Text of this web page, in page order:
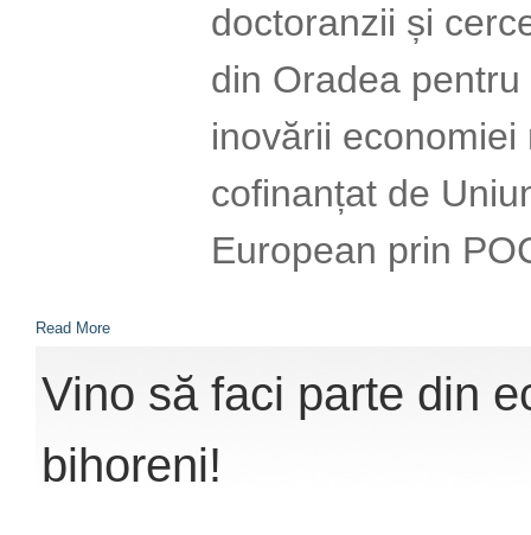
doctoranzii și
din Oradea
inovării
cofinanțat de
European prin
Read More
Vino să faci parte din
bihoreni!